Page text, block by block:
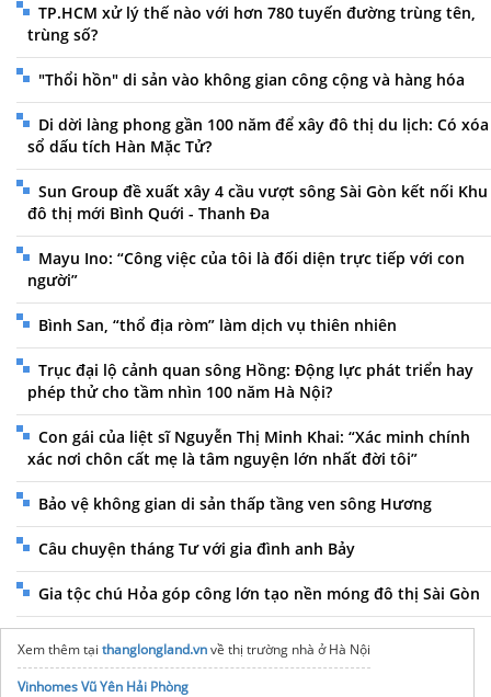
TP.HCM xử lý thế nào với hơn 780 tuyến đường trùng tên,
trùng số?
"Thổi hồn" di sản vào không gian công cộng và hàng hóa
Di dời làng phong gần 100 năm để xây đô thị du lịch: Có xóa
sổ dấu tích Hàn Mặc Tử?
Sun Group đề xuất xây 4 cầu vượt sông Sài Gòn kết nối Khu
đô thị mới Bình Quới - Thanh Đa
Mayu Ino: “Công việc của tôi là đối diện trực tiếp với con
người”
Bình San, “thổ địa ròm” làm dịch vụ thiên nhiên
Trục đại lộ cảnh quan sông Hồng: Động lực phát triển hay
phép thử cho tầm nhìn 100 năm Hà Nội?
Con gái của liệt sĩ Nguyễn Thị Minh Khai: “Xác minh chính
xác nơi chôn cất mẹ là tâm nguyện lớn nhất đời tôi”
Bảo vệ không gian di sản thấp tầng ven sông Hương
Câu chuyện tháng Tư với gia đình anh Bảy
Gia tộc chú Hỏa góp công lớn tạo nền móng đô thị Sài Gòn
Xem thêm tại thanglongland.vnvề thị trường nhà ở Hà Nội
Vinhomes Vũ Yên Hải Phòng